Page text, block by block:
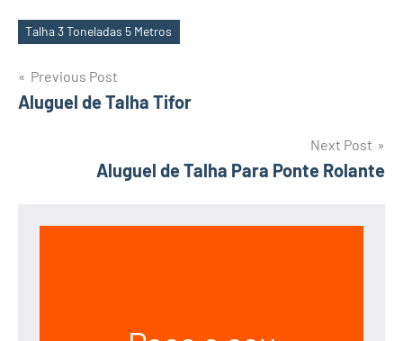
Tags
Talha 3 Toneladas 5 Metros
Post
navigation
Previous Post
Aluguel de Talha Tifor
Next Post
Aluguel de Talha Para Ponte Rolante